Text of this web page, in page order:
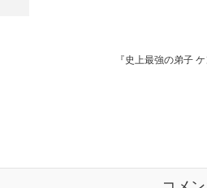
『史上最強の弟子